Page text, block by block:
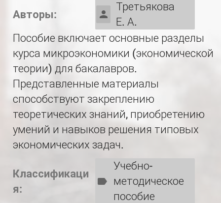
Авторы:
Третьякова
Е. А.
Пособие включает основные разделы
курса микроэкономики (экономической
теории) для бакалавров.
Представленные материалы
способствуют закреплению
теоретических знаний, приобретению
умений и навыков решения типовых
экономических задач.
Классификаци
я:
Учебно-
методическое
пособие